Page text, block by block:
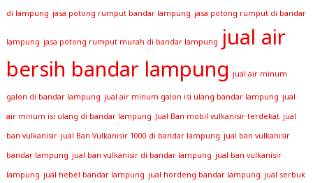
di lampung jasa potong rumput bandar lampung jasa potong rumput di bandar
lampung jasa potong rumput murah di bandar lampung
jual air
bersih bandar lampung jual air minum
galon di bandar lampung jual air minum galon isi ulang bandar lampung jual
air minum isi ulang di bandar lampung Jual Ban mobil vulkanisir terdekat jual
ban vulkanisir jual Ban Vulkanisir 1000 di bandar lampung jual ban vulkanisir
bandar lampung jual ban vulkanisir di bandar lampung jual ban vulkanisir
lampung jual hebel bandar lampung jual hordeng bandar lampung jual serbuk